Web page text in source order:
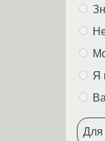
Я
Для